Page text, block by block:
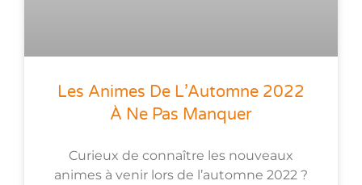
Les Animes De L’Automne 2022
À Ne Pas Manquer
Curieux de connaître les nouveaux
animes à venir lors de l’automne 2022 ?